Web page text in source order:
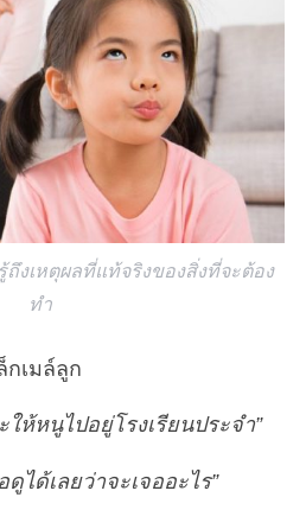
ถึงเหตุผลที่แท้จริงของสิ่งที่จะต้อง
ทำ
เมล์ลูก
ห้หนูไปอยู่โรงเรียนประจำ”
ได้เลยว่าจะเจออะไร”